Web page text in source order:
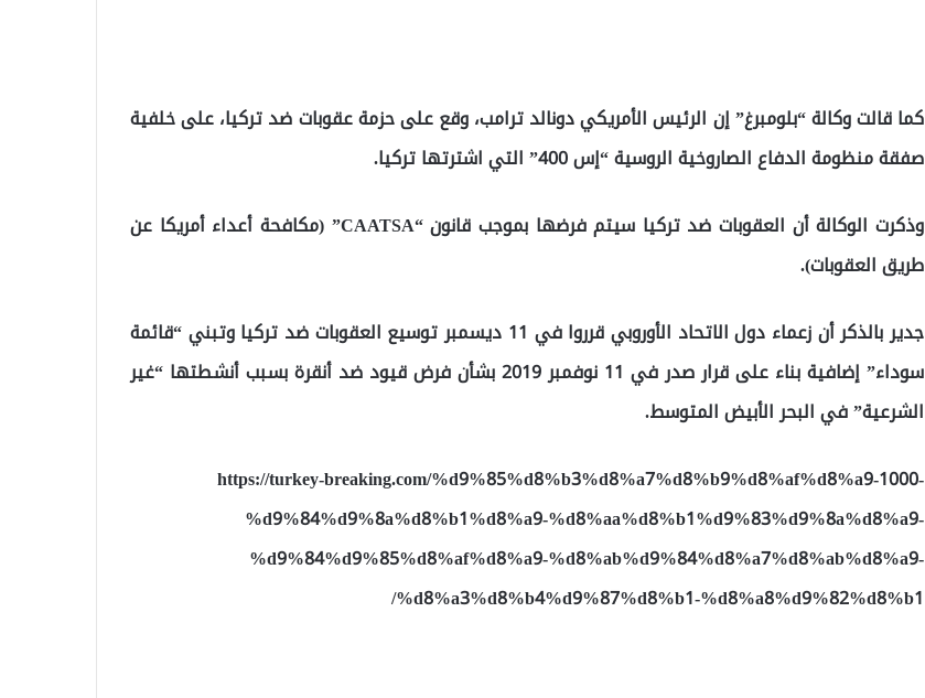
كما قالت وكالة “بلومبرغ” إن الرئيس الأمريكي دونالد ترامب، وقع على حزمة عقوبات ضد تركيا، على خلفية
صفقة منظومة الدفاع الصاروخية الروسية “إس 400” التي اشترتها تركيا.
وذكرت الوكالة أن العقوبات ضد تركيا سيتم فرضها بموجب قانون “CAATSA” (مكافحة أعداء أمريكا عن
طريق العقوبات).
جدير بالذكر أن زعماء دول الاتحاد الأوروبي قرروا في 11 ديسمبر توسيع العقوبات ضد تركيا وتبني “قائمة
سوداء” إضافية بناء على قرار صدر في 11 نوفمبر 2019 بشأن فرض قيود ضد أنقرة بسبب أنشطتها “غير
الشرعية” في البحر الأبيض المتوسط.
https://turkey-breaking.com/%d9%85%d8%b3%d8%a7%d8%b9%d8%af%d8%a9-1000-
%d9%84%d9%8a%d8%b1%d8%a9-%d8%aa%d8%b1%d9%83%d9%8a%d8%a9-
%d9%84%d9%85%d8%af%d8%a9-%d8%ab%d9%84%d8%a7%d8%ab%d8%a9-
%d8%a3%d8%b4%d9%87%d8%b1-%d8%a8%d9%82%d8%b1/